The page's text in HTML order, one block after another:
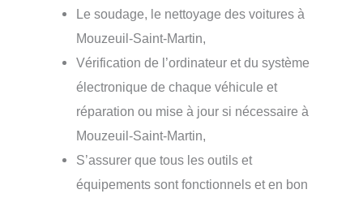
Le soudage, le nettoyage des voitures à
Mouzeuil-Saint-Martin,
Vérification de l’ordinateur et du système
électronique de chaque véhicule et
réparation ou mise à jour si nécessaire à
Mouzeuil-Saint-Martin,
S’assurer que tous les outils et
équipements sont fonctionnels et en bon